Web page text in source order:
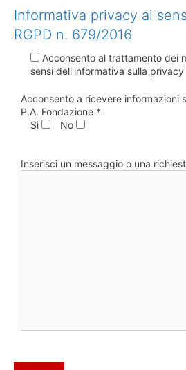
Informativa privacy ai
RGPD n. 679/2016
Acconsento al trattamento dei
sensi dell'informativa sulla privacy
Acconsento a ricevere informazioni
P.A. Fondazione *
Sì
No
Inserisci un messaggio o una